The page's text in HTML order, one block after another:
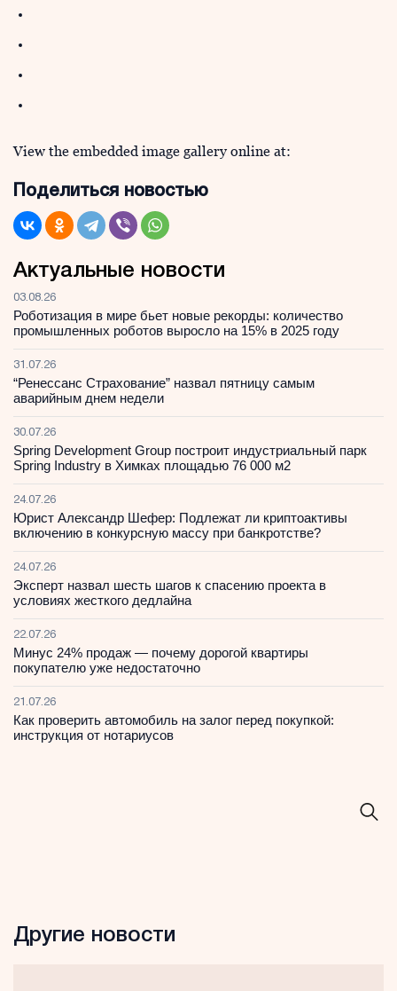
View the embedded image gallery online at:
Поделиться новостью
Актуальные новости
03.08.26
Роботизация в мире бьет новые рекорды: количество
промышленных роботов выросло на 15% в 2025 году
31.07.26
“Ренессанс Страхование” назвал пятницу самым
аварийным днем недели
30.07.26
Spring Development Group построит индустриальный парк
Spring Industry в Химках площадью 76 000 м2
24.07.26
Юрист Александр Шефер: Подлежат ли криптоактивы
включению в конкурсную массу при банкротстве?
24.07.26
Эксперт назвал шесть шагов к спасению проекта в
условиях жесткого дедлайна
22.07.26
Минус 24% продаж — почему дорогой квартиры
покупателю уже недостаточно
21.07.26
Как проверить автомобиль на залог перед покупкой:
инструкция от нотариусов
Другие новости